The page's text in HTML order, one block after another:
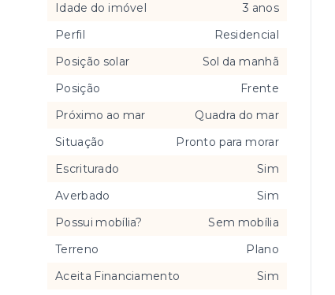
Idade do imóvel
3 anos
Perfil
Residencial
Posição solar
Sol da manhã
Posição
Frente
Próximo ao mar
Quadra do mar
Situação
Pronto para morar
Escriturado
Sim
Averbado
Sim
Possui mobília?
Sem mobília
Terreno
Plano
Aceita Financiamento
Sim